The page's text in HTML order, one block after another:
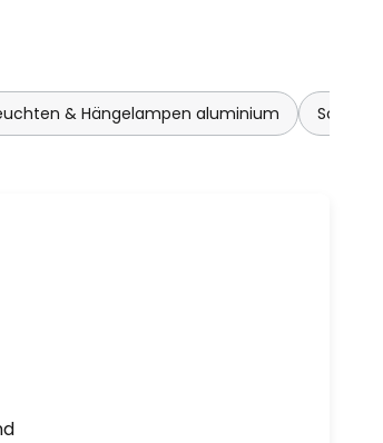
& Hängelampen aluminium